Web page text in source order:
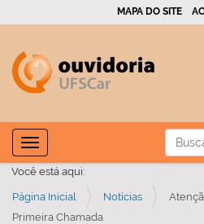
Busca
MAPA DO SITE
Toggle navigation
Você está aqui:
Página Inicial Notícias
Primeira Chamada